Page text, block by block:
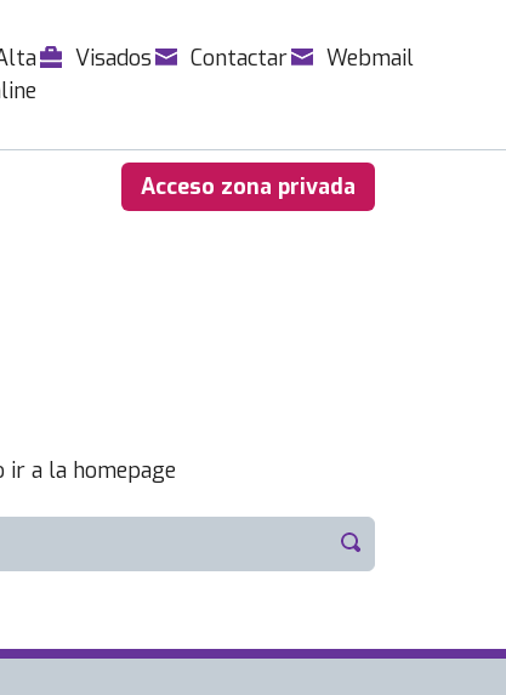
Visados Contactar Webmail
Acceso zona privada
ir a la homepage